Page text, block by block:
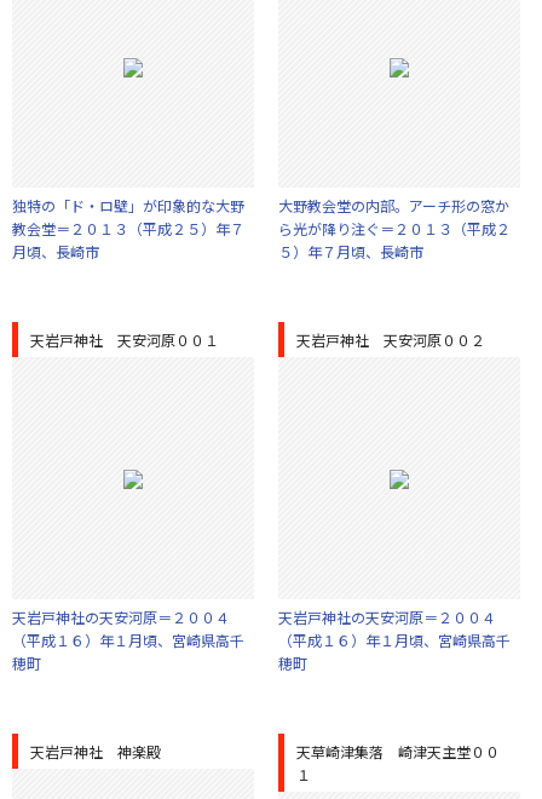
独特の「ド・ロ壁」が印象的な大野
教会堂＝２０１３（平成２５）年７
月頃、長崎市
大野教会堂の内部。アーチ形の窓か
ら光が降り注ぐ＝２０１３（平成２
５）年７月頃、長崎市
天岩戸神社 天安河原００１
天岩戸神社の天安河原＝２００４
（平成１６）年１月頃、宮崎県高千
穂町
天岩戸神社 天安河原００２
天岩戸神社の天安河原＝２００４
（平成１６）年１月頃、宮崎県高千
穂町
天岩戸神社 神楽殿
天草崎津集落 崎津天主堂００
１